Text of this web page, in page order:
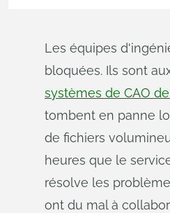
Les équipes
bloquées. Ils sont
systèmes de CAO
tombent en panne
de fichiers
heures que le
résolve les
ont du mal à